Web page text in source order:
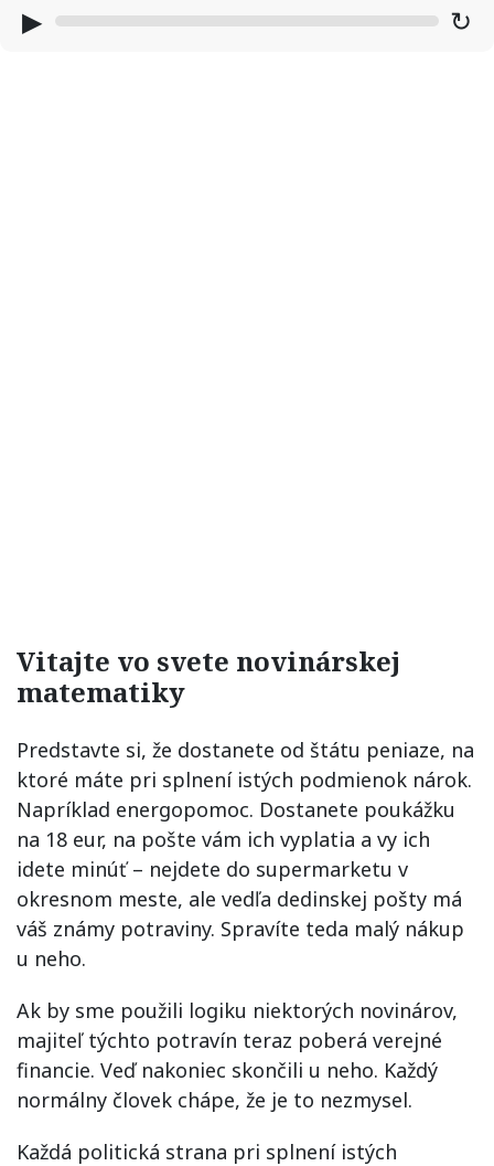
▶ ↻
Vitajte vo svete novinárskej
matematiky
Predstavte si, že dostanete od štátu peniaze, na
ktoré máte pri splnení istých podmienok nárok.
Napríklad energopomoc. Dostanete poukážku
na 18 eur, na pošte vám ich vyplatia a vy ich
idete minúť – nejdete do supermarketu v
okresnom meste, ale vedľa dedinskej pošty má
váš známy potraviny. Spravíte teda malý nákup
u neho.
Ak by sme použili logiku niektorých novinárov,
majiteľ týchto potravín teraz poberá verejné
financie. Veď nakoniec skončili u neho. Každý
normálny človek chápe, že je to nezmysel.
Každá politická strana pri splnení istých